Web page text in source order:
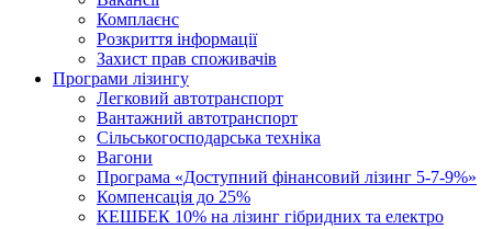
Комплаєнс
Розкриття інформації
Захист прав споживачів
Програми лізингу
Легковий автотранспорт
Вантажний автотранспорт
Cільськогосподарська техніка
Вагони
Програма «Доступний фінансовий лізинг 5-7-9%»
Компенсація до 25%
КЕШБЕК 10% на лізинг гібридних та електро